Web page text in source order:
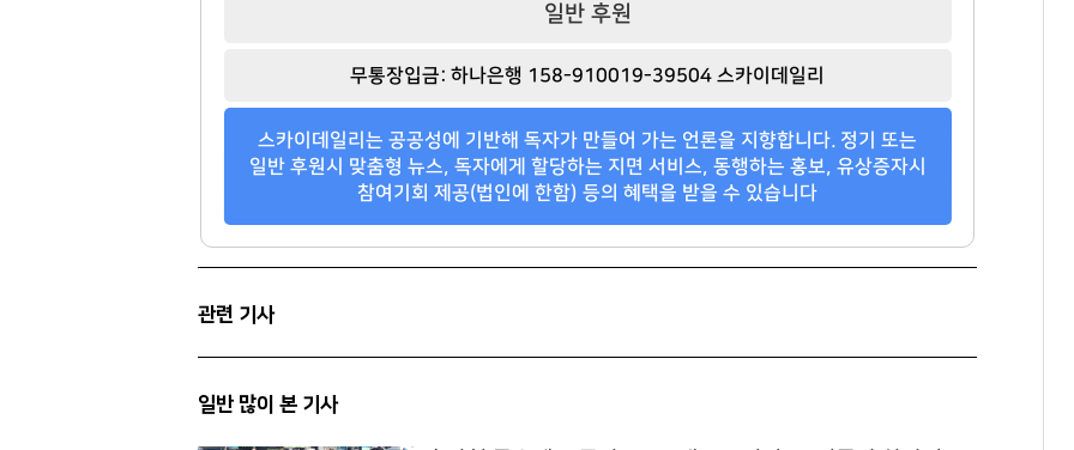
지엔에스주택전시관
팬클럽 참여
카카오
로덴하우스 웨스트빌리지
팬클럽 참여
294
김태원
아워홈
부천범박힐스테이트5단지
팬클럽 참여
70
대웅제약
단독주택
팬클럽 참여
71
단독주택
팬클럽 참여
일반 후원
무통장입금: 하나은행 158-910019-39504 스카이데일리
스카이데일리는 공공성에 기반해 독자가 만들어 가는 언론을 지향합니다. 정기 또는
일반 후원시 맞춤형 뉴스, 독자에게 할당하는 지면 서비스, 동행하는 홍보, 유상증자시
참여기회 제공(법인에 한함) 등의 혜택을 받을 수 있습니다
관련 기사
일반 많이 본 기사